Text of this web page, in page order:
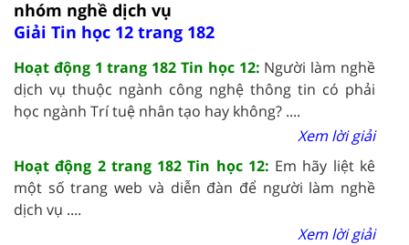
nhóm nghề dịch vụ
Giải Tin học 12 trang 182
Hoạt động 1 trang 182 Tin học 12: Người làm nghề
dịch vụ thuộc ngành công nghệ thông tin có phải
học ngành Trí tuệ nhân tạo hay không? ....
Xem lời giải
Hoạt động 2 trang 182 Tin học 12: Em hãy liệt kê
một số trang web và diễn đàn để người làm nghề
dịch vụ ....
Xem lời giải